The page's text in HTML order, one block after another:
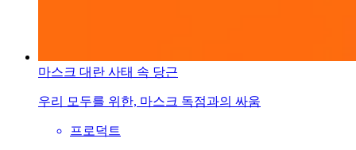
마스크 대란 사태 속 당근
우리 모두를 위한, 마스크 독점과의 싸움
프로덕트